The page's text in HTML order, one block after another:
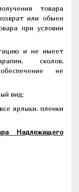
товара
или обмен
при условии
и не имеет
сколов,
не
вид;
ярлыки, пленки
Надлежащего